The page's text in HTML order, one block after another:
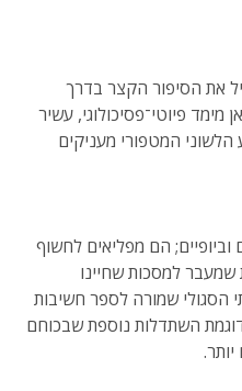
את הסיפור הקצר בדרך
פיוטי־פסיכולוגי, עשיר
הלשוני המטפורי מעניקים
הם מפליאים לחשוף
למסכות שחיינו
הסגולי שמורה לספר חשיבות
השתדלות נוספת שבכוחם